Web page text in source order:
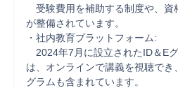
受験費用を補助する制度や、資
が整備されています。﻿
・社内教育プラットフォーム:
2024年7月に設立されたID＆E
は、オンラインで講義を視聴でき
グラムも含まれています。﻿